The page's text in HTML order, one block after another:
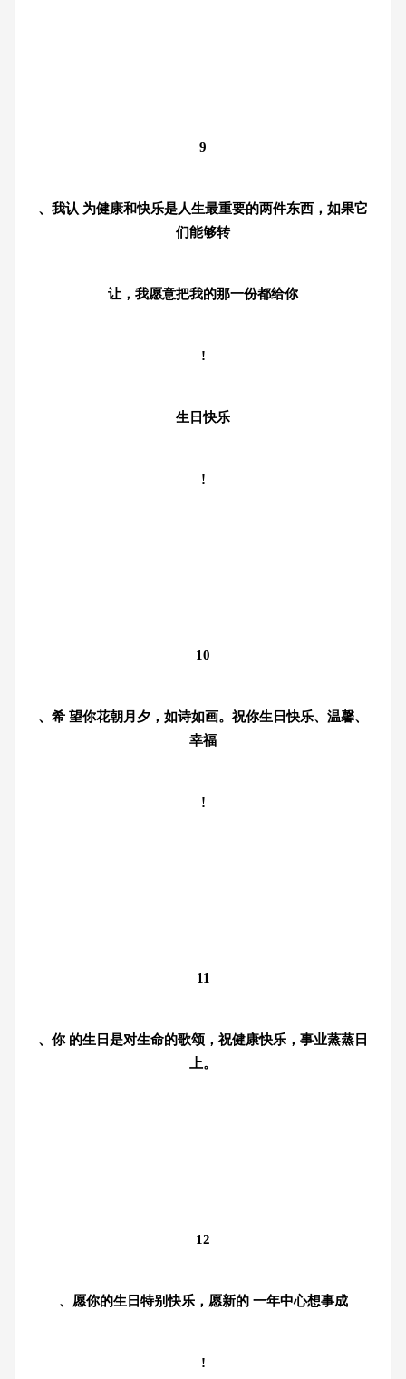
9
、我认 为健康和快乐是人生最重要的两件东西，如果它
们能够转
让，我愿意把我的那一份都给你
!
生日快乐
!
10
、希 望你花朝月夕，如诗如画。祝你生日快乐、温馨、
幸福
!
11
、你 的生日是对生命的歌颂，祝健康快乐，事业蒸蒸日
上。
12
、愿你的生日特别快乐，愿新的 一年中心想事成
!